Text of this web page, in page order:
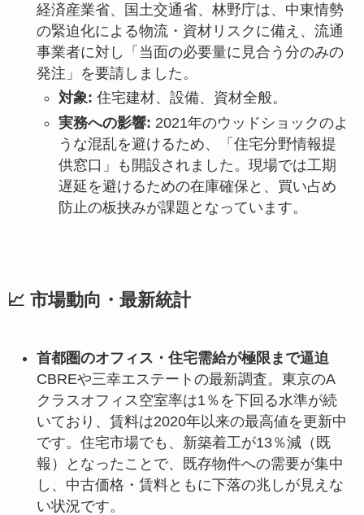
経済産業省、国土交通省、林野庁は、中東情勢
の緊迫化による物流・資材リスクに備え、流通
事業者に対し「当面の必要量に見合う分のみの
発注」を要請しました。
対象: 住宅建材、設備、資材全般。
実務への影響: 2021年のウッドショックのよ
うな混乱を避けるため、「住宅分野情報提
供窓口」も開設されました。現場では工期
遅延を避けるための在庫確保と、買い占め
防止の板挟みが課題となっています。
📈 市場動向・最新統計
首都圏のオフィス・住宅需給が極限まで逼迫
CBREや三幸エステートの最新調査。東京のA
クラスオフィス空室率は1％を下回る水準が続
いており、賃料は2020年以来の最高値を更新中
です。住宅市場でも、新築着工が13％減（既
報）となったことで、既存物件への需要が集中
し、中古価格・賃料ともに下落の兆しが見えな
い状況です。